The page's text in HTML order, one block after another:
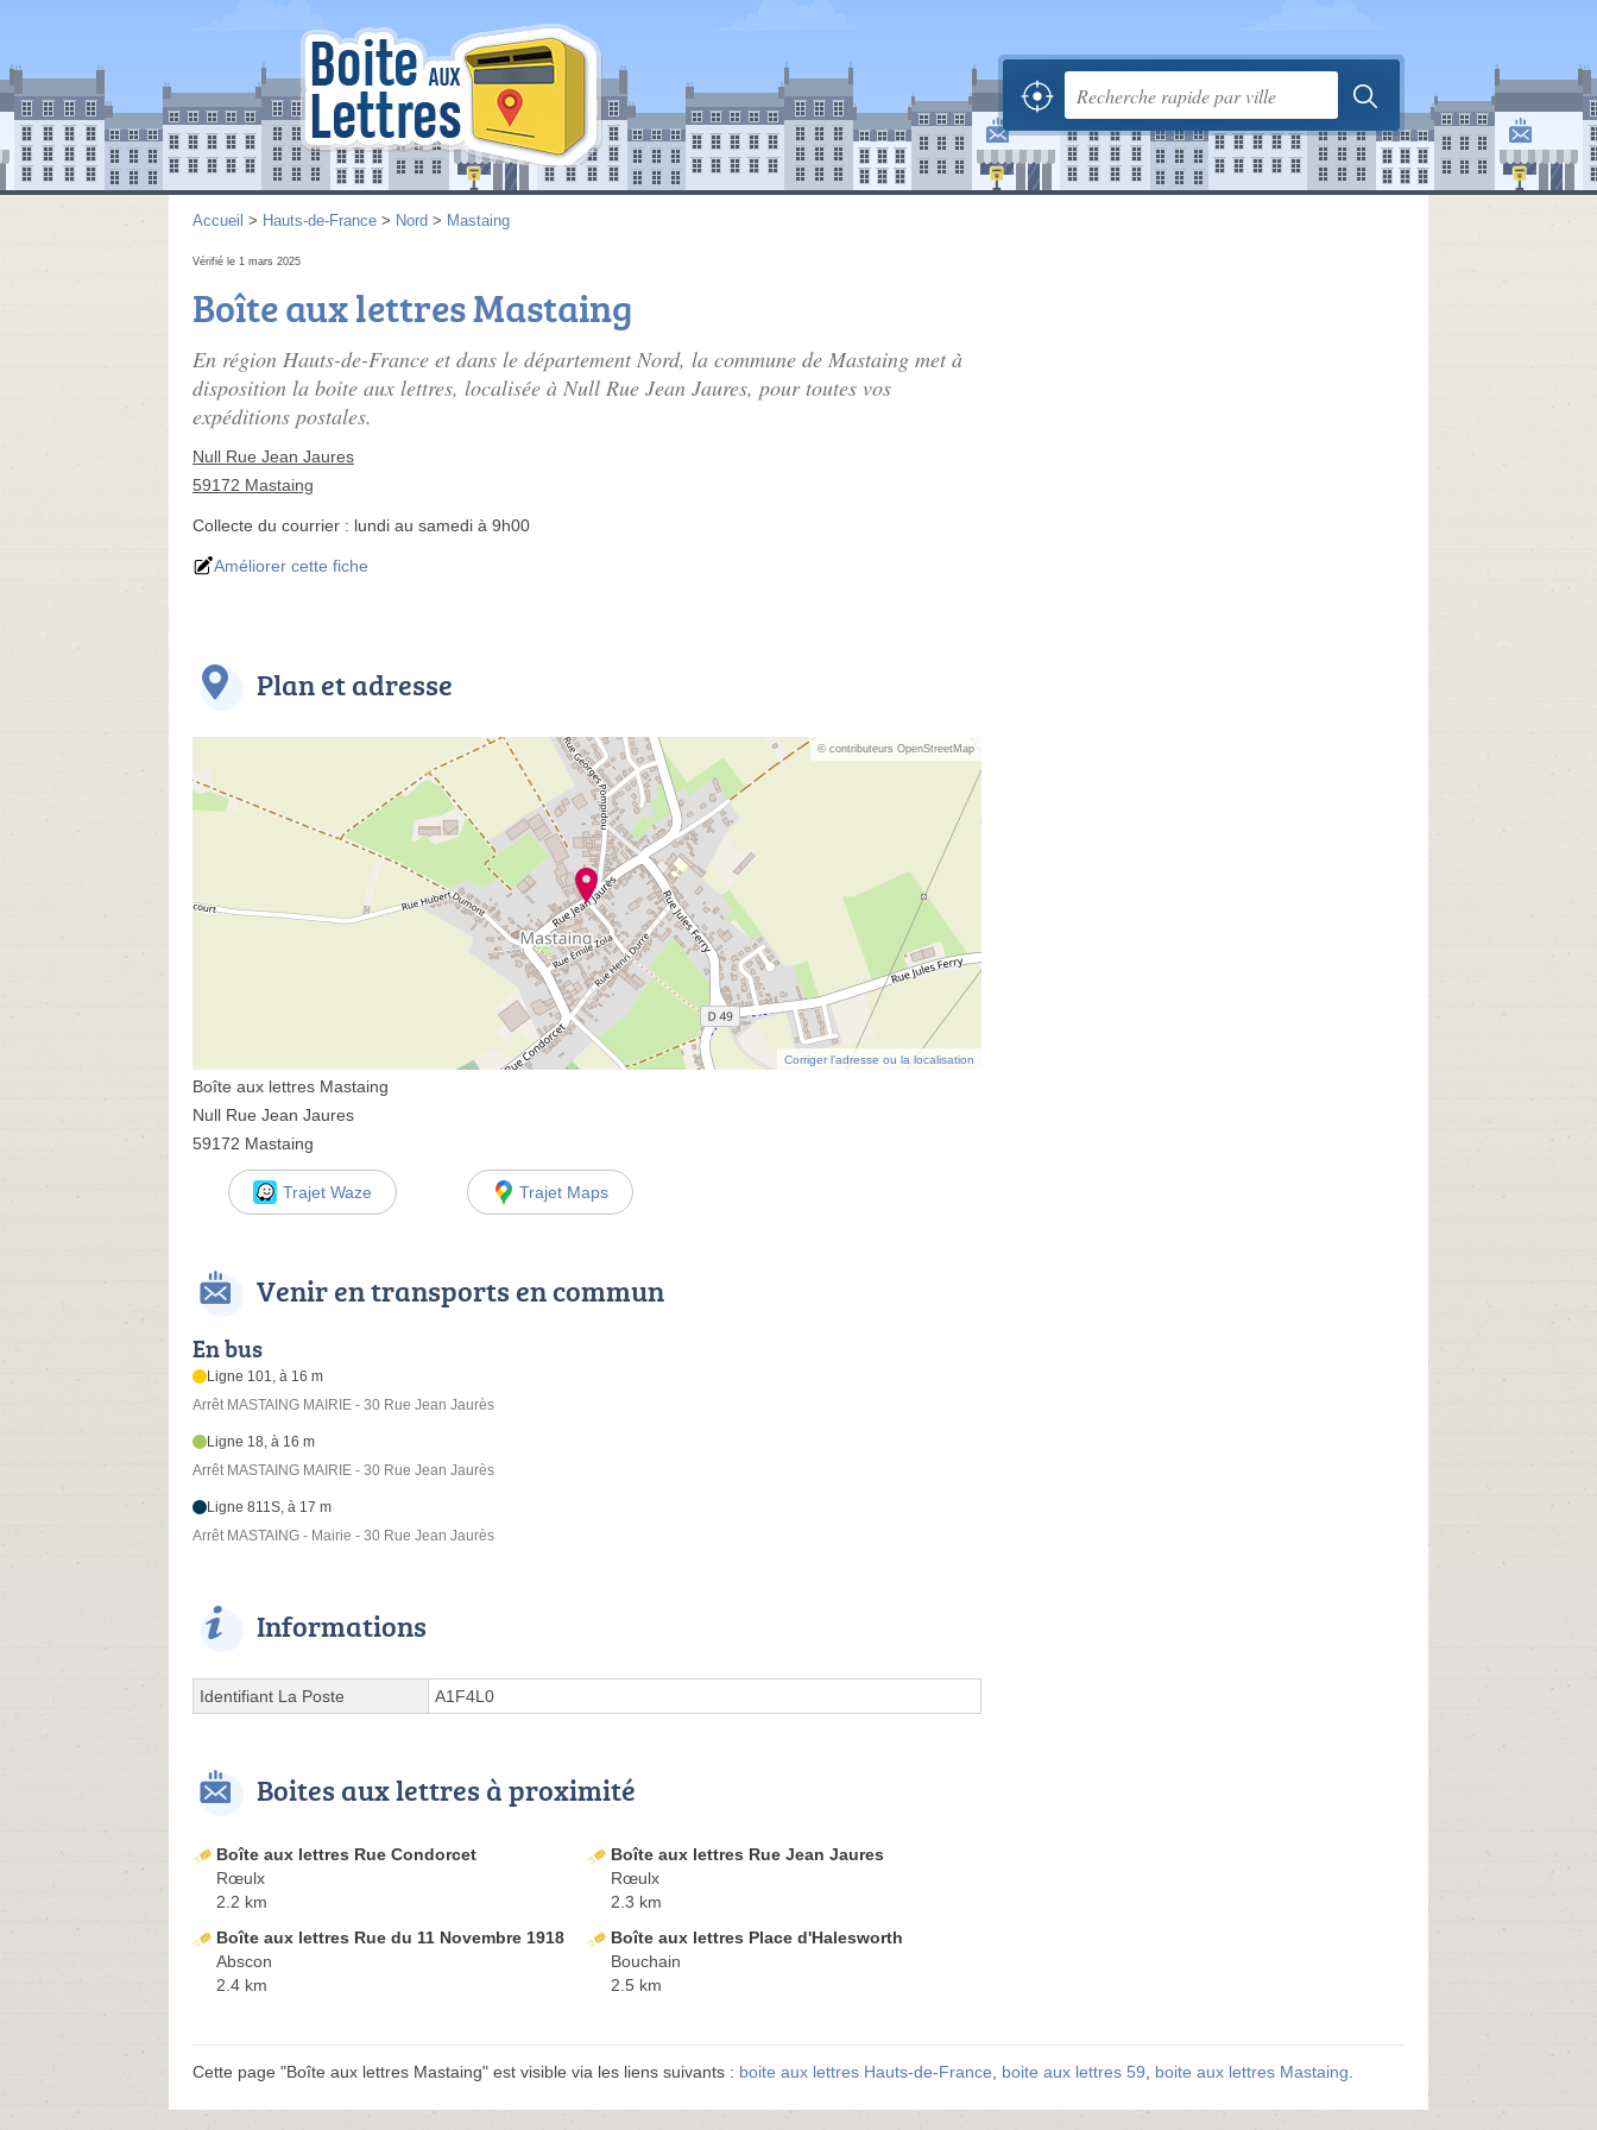
Accueil > Hauts-de-France > Nord > Mastaing
Vérifié le 1 mars 2025
Boîte aux lettres Mastaing
En région Hauts-de-France et dans le département Nord, la commune de Mastaing met à
disposition la boite aux lettres, localisée à Null Rue Jean Jaures, pour toutes vos
expéditions postales.
Null Rue Jean Jaures
59172 Mastaing
Collecte du courrier : lundi au samedi à 9h00
Améliorer cette fiche
Plan et adresse
© contributeurs OpenStreetMap
Corriger l’adresse ou la localisation
Boîte aux lettres Mastaing
Null Rue Jean Jaures
59172 Mastaing
Trajet Waze Trajet Maps
Venir en transports en commun
En bus
Ligne 101, à 16 m
Arrêt MASTAING MAIRIE - 30 Rue Jean Jaurès
Ligne 18, à 16 m
Arrêt MASTAING MAIRIE - 30 Rue Jean Jaurès
Ligne 811S, à 17 m
Arrêt MASTAING - Mairie - 30 Rue Jean Jaurès
Informations
Identifiant La Poste A1F4L0
Boites aux lettres à proximité
Boîte aux lettres Rue Condorcet
Rœulx
2.2 km
Boîte aux lettres Rue Jean Jaures
Rœulx
2.3 km
Boîte aux lettres Rue du 11 Novembre 1918
Abscon
2.4 km
Boîte aux lettres Place d'Halesworth
Bouchain
2.5 km
Cette page "Boîte aux lettres Mastaing" est visible via les liens suivants : boite aux lettres Hauts-de-France, boite aux lettres 59, boite aux lettres Mastaing.